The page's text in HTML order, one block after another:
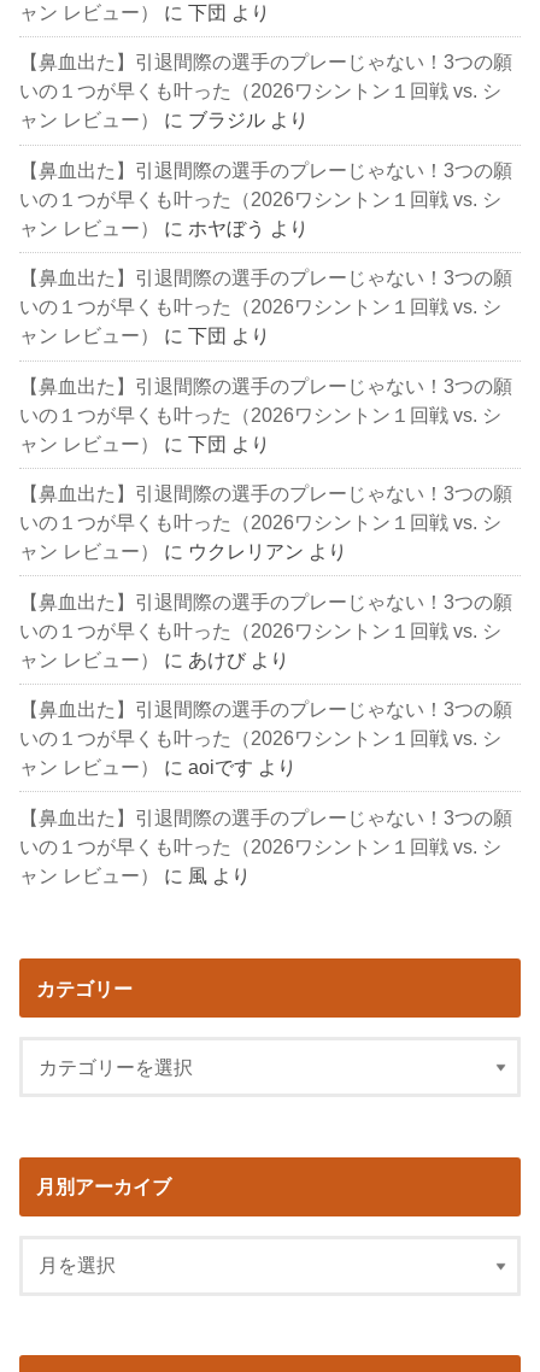
ャン レビュー） に下団 より
【鼻血出た】引退間際の選手のプレーじゃない！3つの願
いの１つが早くも叶った（2026ワシントン１回戦 vs. シ
ャン レビュー）
に ブラジル より
【鼻血出た】引退間際の選手のプレーじゃない！3つの願
いの１つが早くも叶った（2026ワシントン１回戦 vs. シ
ャン レビュー）
に ホヤぼう より
【鼻血出た】引退間際の選手のプレーじゃない！3つの願
いの１つが早くも叶った（2026ワシントン１回戦 vs. シ
ャン レビュー）
に下団 より
【鼻血出た】引退間際の選手のプレーじゃない！3つの願
いの１つが早くも叶った（2026ワシントン１回戦 vs. シ
ャン レビュー）
に下団 より
【鼻血出た】引退間際の選手のプレーじゃない！3つの願
いの１つが早くも叶った（2026ワシントン１回戦 vs. シ
ャン レビュー）
に ウクレリアン より
【鼻血出た】引退間際の選手のプレーじゃない！3つの願
いの１つが早くも叶った（2026ワシントン１回戦 vs. シ
ャン レビュー）
に あけび より
【鼻血出た】引退間際の選手のプレーじゃない！3つの願
いの１つが早くも叶った（2026ワシントン１回戦 vs. シ
ャン レビュー）
にaoiです より
【鼻血出た】引退間際の選手のプレーじゃない！3つの願
いの１つが早くも叶った（2026ワシントン１回戦 vs. シ
ャン レビュー）
に 風 より
カテゴリー
月別アーカイブ